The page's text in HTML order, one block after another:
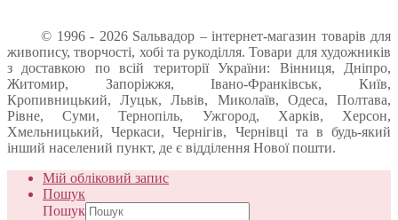
© 1996 - 2026 Sальвадор – інтернет-магазин товарів для
живопису, творчості, хобі та рукоділля. Товари для художників
з доставкою по всій території України: Вінниця, Дніпро,
Житомир, Запоріжжя, Івано-Франківськ, Київ,
Кропивницький, Луцьк, Львів, Миколаїв, Одеса, Полтава,
Рівне, Суми, Тернопіль, Ужгород, Харків, Херсон,
Хмельницький, Черкаси, Чернігів, Чернівці та в будь-який
інший населений пункт, де є відділення Нової пошти.
Мій обліковий запис
Пошук
Пошук